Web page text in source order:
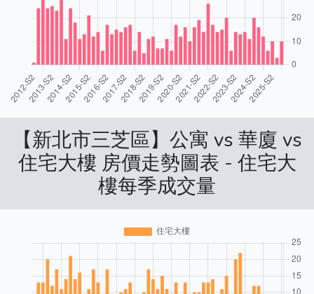
【新北市三芝區】公寓 vs 華廈 vs
住宅大樓 房價走勢圖表 - 住宅大
樓每季成交量